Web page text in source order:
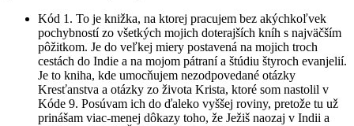
Kód 1. To je knižka, na ktorej pracujem bez akýchkoľvek
pochybností zo všetkých mojich doterajších kníh s najväčším
pôžitkom. Je do veľkej miery postavená na mojich troch
cestách do Indie a na mojom pátraní a štúdiu štyroch evanjelií.
Je to kniha, kde umocňujem nezodpovedané otázky
Kresťanstva a otázky zo života Krista, ktoré som nastolil v
Kóde 9. Posúvam ich do ďaleko vyššej roviny, pretože tu už
prinášam viac-menej dôkazy toho, že Ježiš naozaj v Indii a